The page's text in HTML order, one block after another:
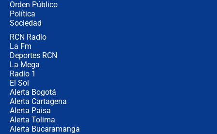
Orden Público
Política
Sociedad
RCN Radio
La Fm
Deportes RCN
La Mega
Radio 1
El Sol
Alerta Bogotá
Alerta Cartagena
Alerta Paisa
Alerta Tolima
Alerta Bucaramanga